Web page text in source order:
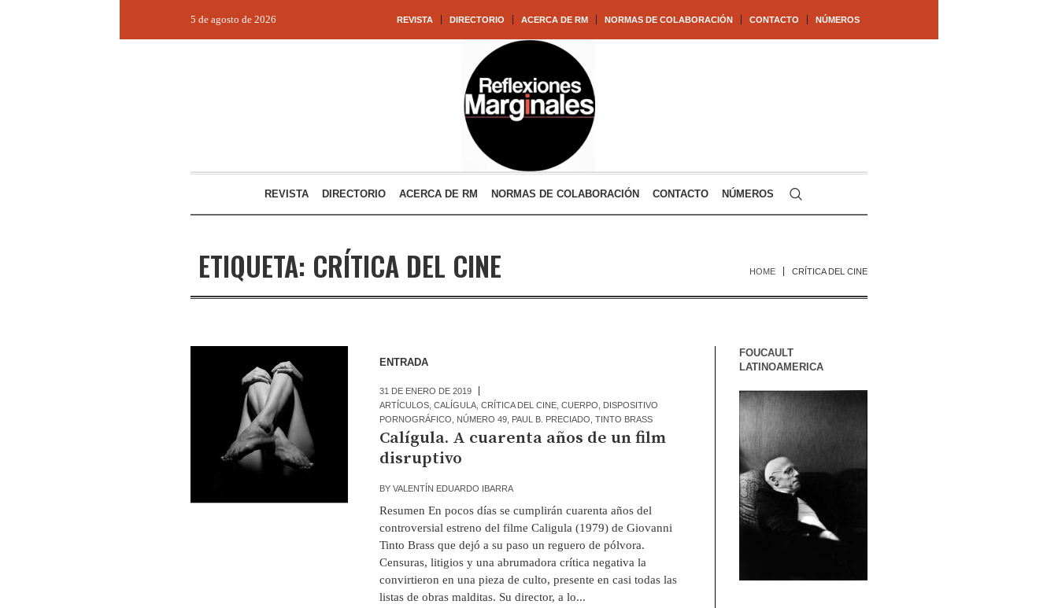
REVISTA DIRECTORIO ACERCA DE RM NORMAS DE COLABORACIÓN CONTACTO NÚMEROS
5 de agosto de 2026
REVISTA DIRECTORIO ACERCA DE RM NORMAS DE COLABORACIÓN CONTACTO NÚMEROS
ETIQUETA: CRÍTICA DEL CINE HOME CRÍTICA DEL CINE
ENTRADA
31 DE ENERO DE 2019
ARTÍCULOS, CALÍGULA, CRÍTICA DEL CINE, CUERPO
DISPOSITIVO
PORNOGRÁFICO
NÚMERO 49, PAUL B. PRECIADO TINTO BRASS
Calígula. A cuarenta años de un film
disruptivo
BY VALENTÍN EDUARDO IBARRA
Resumen En pocos días se cumplirán cuarenta años del
controversial estreno del filme Caligula (1979) de Giovanni
Tinto Brass que dejó a su paso un reguero de pólvora.
Censuras, litigios y una abrumadora crítica negativa la
convirtieron en una pieza de culto, presente en casi todas las
listas de obras malditas. Su director, a lo...
FOUCAULT
LATINOAMERICA